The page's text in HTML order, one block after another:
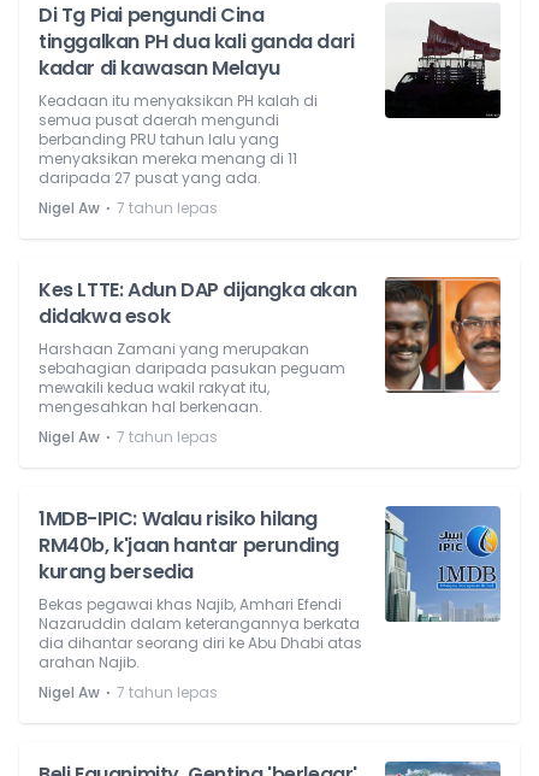
Di Tg Piai pengundi Cina
tinggalkan PH dua kali ganda dari
kadar di kawasan Melayu
Keadaan itu menyaksikan PH kalah di
semua pusat daerah mengundi
berbanding PRU tahun lalu yang
menyaksikan mereka menang di 11
daripada 27 pusat yang ada.
Nigel Aw ⋅ 7 tahun lepas
Kes LTTE: Adun DAP dijangka akan
didakwa esok
Harshaan Zamani yang merupakan
sebahagian daripada pasukan peguam
mewakili kedua wakil rakyat itu,
mengesahkan hal berkenaan.
Nigel Aw ⋅ 7 tahun lepas
1MDB-IPIC: Walau risiko hilang
RM40b, k'jaan hantar perunding
kurang bersedia
Bekas pegawai khas Najib, Amhari Efendi
Nazaruddin dalam keterangannya berkata
dia dihantar seorang diri ke Abu Dhabi atas
arahan Najib.
Nigel Aw ⋅ 7 tahun lepas